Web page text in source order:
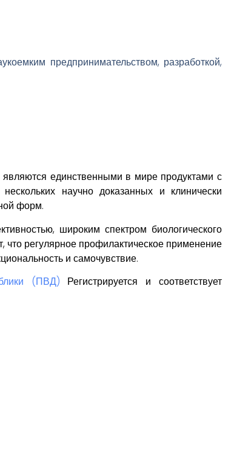
предпринимательством, разработкой,
являются единственными в мире продуктами с
научно доказанных и клинически
форм.
широким спектром биологического
что регулярное профилактическое применение
и самочувствие.
(ПВД) Регистрируется и соответствует